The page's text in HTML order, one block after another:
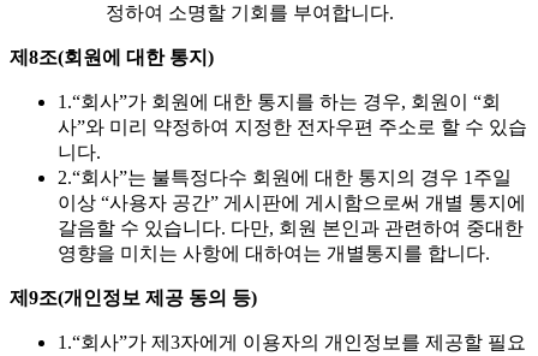
정하여 소명할 기회를 부여합니다.
제8조(회원에 대한 통지)
1.“회사”가 회원에 대한 통지를 하는 경우, 회원이 “회
사”와 미리 약정하여 지정한 전자우편 주소로 할 수 있습
니다.
2.“회사”는 불특정다수 회원에 대한 통지의 경우 1주일
이상 “사용자 공간” 게시판에 게시함으로써 개별 통지에
갈음할 수 있습니다. 다만, 회원 본인과 관련하여 중대한
영향을 미치는 사항에 대하여는 개별통지를 합니다.
제9조(개인정보 제공 동의 등)
1.“회사”가 제3자에게 이용자의 개인정보를 제공할 필요